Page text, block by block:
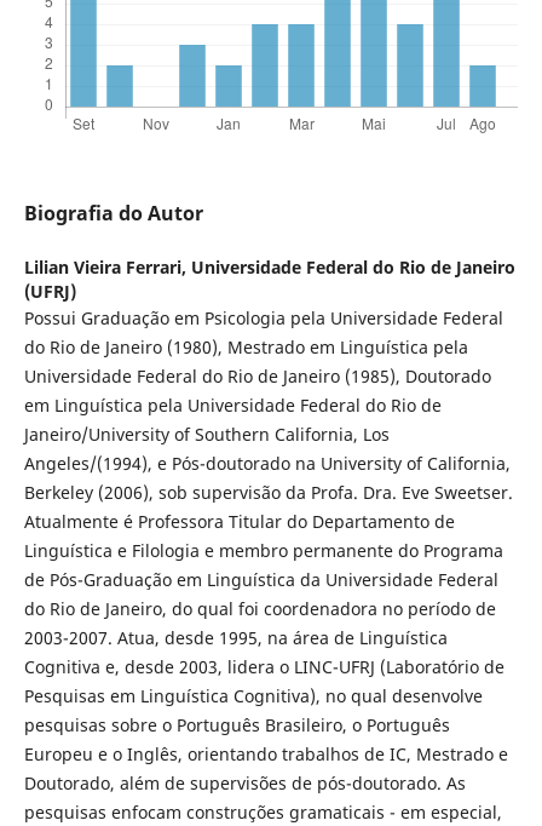
Biografia do Autor
Lilian Vieira Ferrari, Universidade Federal do Rio de Janeiro
(UFRJ)
Possui Graduação em Psicologia pela Universidade Federal
do Rio de Janeiro (1980), Mestrado em Linguística pela
Universidade Federal do Rio de Janeiro (1985), Doutorado
em Linguística pela Universidade Federal do Rio de
Janeiro/University of Southern California, Los
Angeles/(1994), e Pós-doutorado na University of California,
Berkeley (2006), sob supervisão da Profa. Dra. Eve Sweetser.
Atualmente é Professora Titular do Departamento de
Linguística e Filologia e membro permanente do Programa
de Pós-Graduação em Linguística da Universidade Federal
do Rio de Janeiro, do qual foi coordenadora no período de
2003-2007. Atua, desde 1995, na área de Linguística
Cognitiva e, desde 2003, lidera o LINC-UFRJ (Laboratório de
Pesquisas em Linguística Cognitiva), no qual desenvolve
pesquisas sobre o Português Brasileiro, o Português
Europeu e o Inglês, orientando trabalhos de IC, Mestrado e
Doutorado, além de supervisões de pós-doutorado. As
pesquisas enfocam construções gramaticais - em especial,